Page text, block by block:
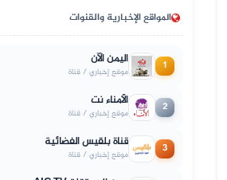
المواقع الإخبارية والقنوات
1 اليمن الآن
موقع إخباري / قناة
2 الأمناء نت
موقع إخباري / قناة
3 قناة بلقيس الفضائية
موقع إخباري / قناة